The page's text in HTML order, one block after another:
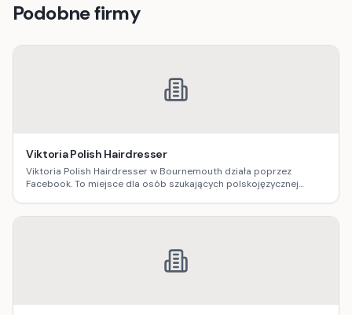
Podobne firmy
Viktoria Polish Hairdresser
Viktoria Polish Hairdresser w Bournemouth działa poprzez
Facebook. To miejsce dla osób szukających polskojęzycznej